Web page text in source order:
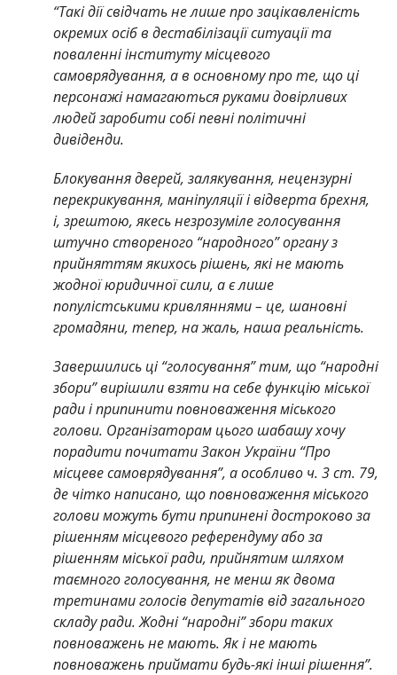
“Такі дії свідчать не лише про зацікавленість
окремих осіб в дестабілізації ситуації та
поваленні інституту місцевого
самоврядування, а в основному про те, що ці
персонажі намагаються руками довірливих
людей заробити собі певні політичні
дивіденди.
Блокування дверей, залякування, нецензурні
перекрикування, маніпуляції і відверта брехня,
і, зрештою, якесь незрозуміле голосування
штучно створеного “народного” органу з
прийняттям якихось рішень, які не мають
жодної юридичної сили, а є лише
популістськими кривляннями – це, шановні
громадяни, тепер, на жаль, наша реальність.
Завершились ці “голосування” тим, що “народні
збори” вирішили взяти на себе функцію міської
ради і припинити повноваження міського
голови. Організаторам цього шабашу хочу
порадити почитати Закон України “Про
місцеве самоврядування”, а особливо ч. 3 ст. 79,
де чітко написано, що повноваження міського
голови можуть бути припинені достроково за
рішенням місцевого референдуму або за
рішенням міської ради, прийнятим шляхом
таємного голосування, не менш як двома
третинами голосів депутатів від загального
складу ради. Жодні “народні” збори таких
повноважень не мають. Як і не мають
повноважень приймати будь-які інші рішення”.